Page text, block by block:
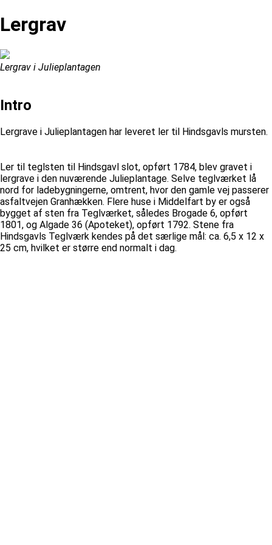
Lergrav
Lergrav i Julieplantagen
Intro
Lergrave i Julieplantagen har leveret ler til Hindsgavls mursten.
Ler til teglsten til Hindsgavl slot, opført 1784, blev gravet i
lergrave i den nuværende Julieplantage. Selve teglværket lå
nord for ladebygningerne, omtrent, hvor den gamle vej passerer
asfaltvejen Granhækken. Flere huse i Middelfart by er også
bygget af sten fra Teglværket, således Brogade 6, opført
1801, og Algade 36 (Apoteket), opført 1792. Stene fra
Hindsgavls Teglværk kendes på det særlige mål: ca. 6,5 x 12 x
25 cm, hvilket er større end normalt i dag.